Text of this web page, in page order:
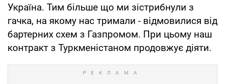
Україна. Тим більше що ми зістрибнули з
гачка, на якому нас тримали - відмовилися від
бартерних схем з Газпромом. При цьому наш
контракт з Туркменістаном продовжує діяти.